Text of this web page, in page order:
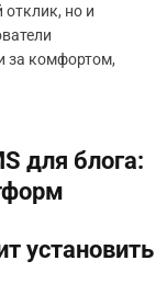
но и
за комфортом,
для блога:
установить